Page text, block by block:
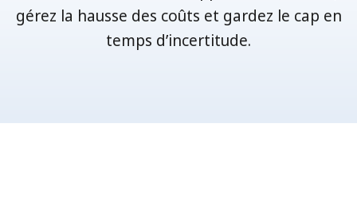
gérez la hausse des coûts et gardez le cap en
temps d’incertitude.